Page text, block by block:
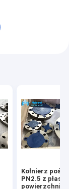
Kołnierz
PN2.5 z płaską
powierzchnią